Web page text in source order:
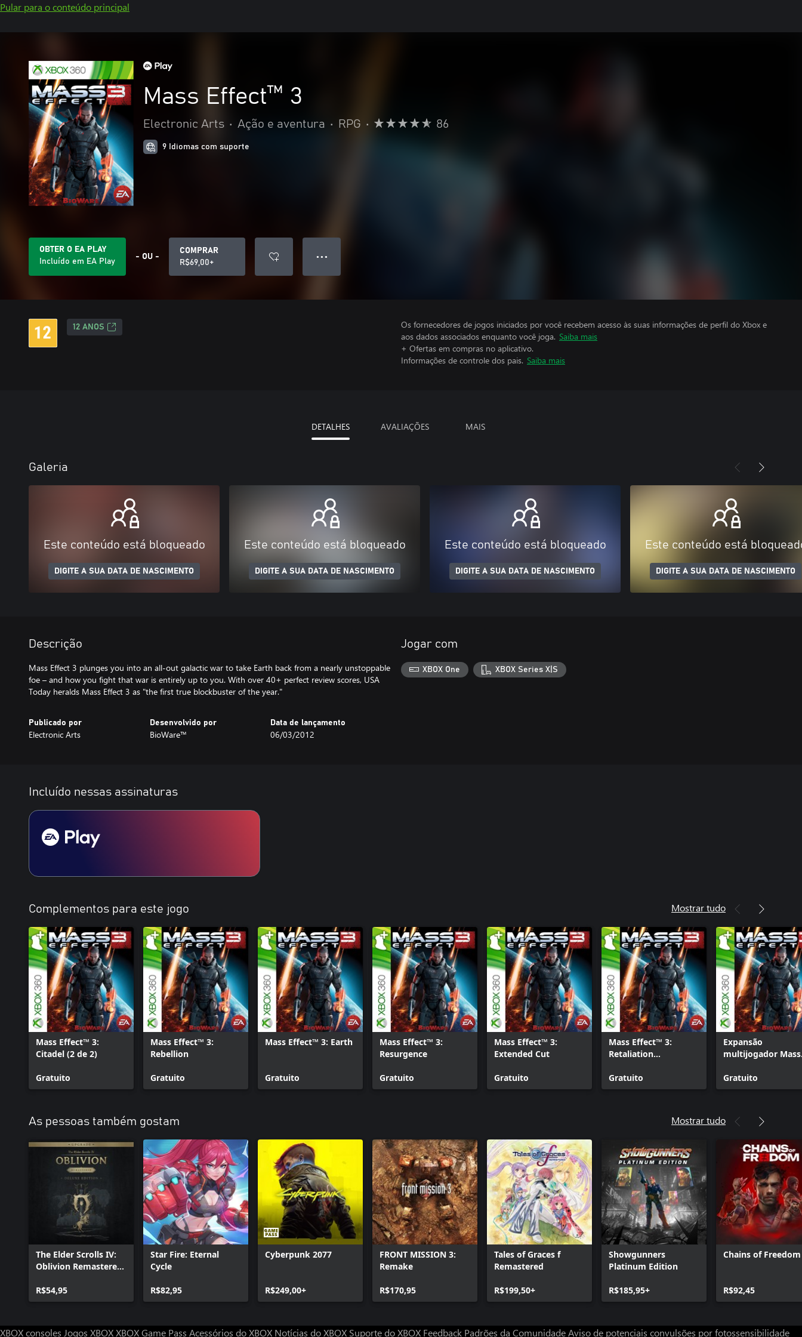
Pular para o conteúdo principal
Mass Effect™ 3
Electronic Arts • Ação e aventura • RPG • 86
9 Idiomas com suporte
OBTER O EA PLAY
Incluído em EA Play
- OU -
COMPRAR
R$69,00+
● ● ●
12 ANOS
Os fornecedores de jogos iniciados por você recebem acesso às suas informações de perfil do Xbox e
aos dados associados enquanto você joga. Saiba mais
+ Ofertas em compras no aplicativo.
Informações de controle dos pais. Saiba mais
DETALHES AVALIAÇÕES MAIS
Galeria
Este conteúdo está bloqueado
DIGITE A SUA DATA DE NASCIMENTO
Este conteúdo está bloqueado
DIGITE A SUA DATA DE NASCIMENTO
Este conteúdo está bloqueado
DIGITE A SUA DATA DE NASCIMENTO
Este conteúdo está
DIGITE A SUA DATA DE NASCIMENTO
Descrição
Mass Effect 3 plunges you into an all-out galactic war to take Earth back from a nearly unstoppable
foe – and how you fight that war is entirely up to you. With over 40+ perfect review scores, USA
Today heralds Mass Effect 3 as "the first true blockbuster of the year."
Publicado por
Electronic Arts
Desenvolvido por
BioWare™
Data de lançamento
06/03/2012
Jogar com
XBOX One XBOX Series X|S
Incluído nessas assinaturas
Complementos para este jogo Mostrar tudo
Mass Effect™ 3:
Citadel (2 de 2)
Gratuito
Mass Effect™ 3:
Rebellion
Gratuito
Mass Effect™ 3: Earth
Gratuito
Mass Effect™ 3:
Resurgence
Gratuito
Mass Effect™ 3:
Extended Cut
Gratuito
Mass Effect™ 3:
Retaliation
Expansion
Gratuito
Expansão
multijogador Mass
Gratuito
As pessoas também gostam Mostrar tudo
The Elder Scrolls IV:
Oblivion Remastered
Upgrade
R$54,95
Star Fire: Eternal
Cycle
R$82,95
Cyberpunk 2077
R$249,00+
FRONT MISSION 3:
Remake
R$170,95
Tales of Graces f
Remastered
R$199,50+
Showgunners
Platinum Edition
R$185,95+
Chains of Freedom
R$92,45
XBOX consoles Jogos XBOXXBOX Game Pass Acessórios do XBOX Notícias do XBOX Suporte do XBOX Feedback Padrões da ComunidadeAviso de potenciais convulsões por fotossensibilidade